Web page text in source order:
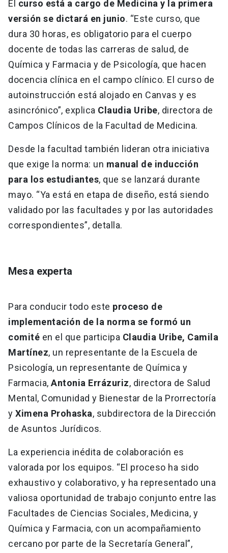
El curso está a cargo de Medicina y la primera
versión se dictará en junio. “Este curso, que
dura 30 horas, es obligatorio para el cuerpo
docente de todas las carreras de salud, de
Química y Farmacia y de Psicología, que hacen
docencia clínica en el campo clínico. El curso de
autoinstrucción está alojado en Canvas y es
asincrónico”, explica Claudia Uribe, directora de
Campos Clínicos de la Facultad de Medicina.
Desde la facultad también lideran otra iniciativa
que exige la norma: un manual de inducción
para los estudiantes, que se lanzará durante
mayo. “Ya está en etapa de diseño, está siendo
validado por las facultades y por las autoridades
correspondientes”, detalla.
Mesa experta
Para conducir todo este proceso de
implementación de la norma se formó un
comité en el que participa Claudia Uribe, Camila
Martínez, un representante de la Escuela de
Psicología, un representante de Química y
Farmacia, Antonia Errázuriz, directora de Salud
Mental, Comunidad y Bienestar de la Prorrectoría
y Ximena Prohaska, subdirectora de la Dirección
de Asuntos Jurídicos.
La experiencia inédita de colaboración es
valorada por los equipos. “El proceso ha sido
exhaustivo y colaborativo, y ha representado una
valiosa oportunidad de trabajo conjunto entre las
Facultades de Ciencias Sociales, Medicina, y
Química y Farmacia, con un acompañamiento
cercano por parte de la Secretaría General”,